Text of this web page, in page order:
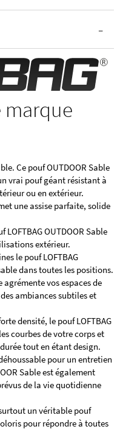
marque
Ce pouf OUTDOOR Sable
vrai pouf géant résistant à
ou en extérieur.
une assise parfaite, solide
OUTDOOR Sable
extérieur.
le pouf LOFTBAG
dans toutes les positions.
agrémente vos espaces de
ambiances subtiles et
densité, le pouf LOFTBAG
courbes de votre corps et
tout en étant design.
pour un entretien
Sable est également
de la vie quotidienne
surtout un véritable pouf
pour répondre à toutes